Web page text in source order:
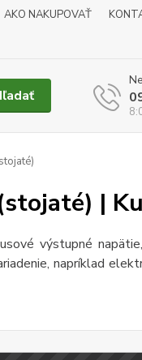
AKO NAKUPOVAŤ
|
výstupné
napríklad